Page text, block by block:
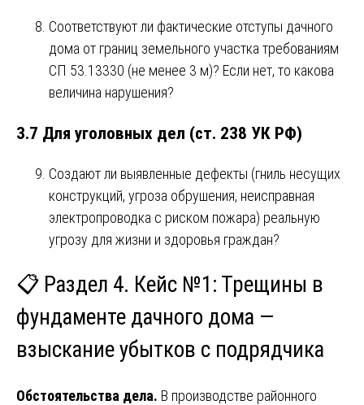
Соответствуют ли фактические отступы дачного
дома от границ земельного участка требованиям
СП 53.13330 (не менее 3 м)? Если нет, то какова
величина нарушения?
3.7 Для уголовных дел (ст. 238 УК РФ)
Создают ли выявленные дефекты (гниль несущих
конструкций, угроза обрушения, неисправная
электропроводка с риском пожара) реальную
угрозу для жизни и здоровья граждан?
📋 Раздел 4. Кейс №1: Трещины в
фундаменте дачного дома —
взыскание убытков с подрядчика
Обстоятельства дела. В производстве районного